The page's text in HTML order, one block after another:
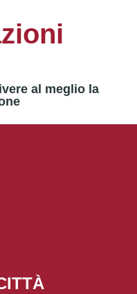
al meglio la